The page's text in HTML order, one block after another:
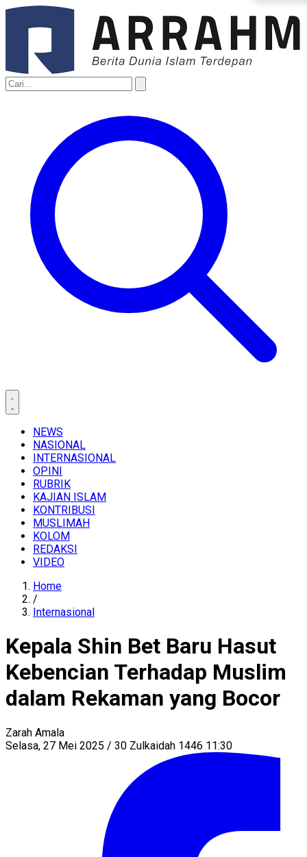
NEWS
NASIONAL
INTERNASIONAL
OPINI
RUBRIK
KAJIAN ISLAM
KONTRIBUSI
MUSLIMAH
KOLOM
REDAKSI
VIDEO
Home
/
Internasional
Kepala Shin Bet Baru Hasut
Kebencian Terhadap Muslim
dalam Rekaman yang Bocor
Zarah Amala
Selasa, 27 Mei 2025 / 30 Zulkaidah 1446 11:30